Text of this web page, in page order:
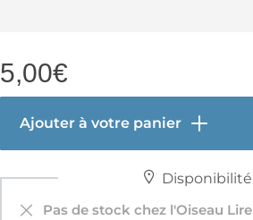
5,00€
Ajouter à votre panier
Disponibilité
Pas de stock chez l'Oiseau Lire